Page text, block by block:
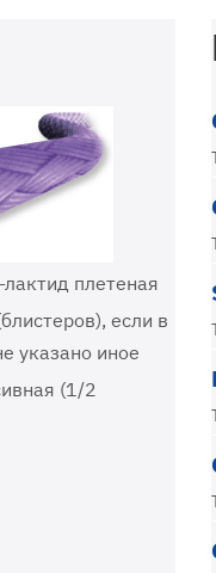
плетеная
если в
указано иное
(1/2